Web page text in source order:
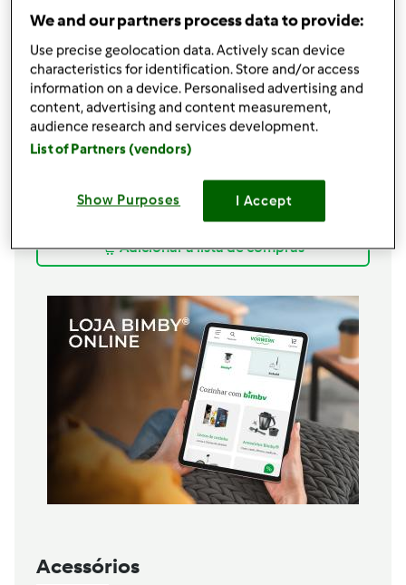
Ingredientes
Pão rápido
500gFarinha tipo 65 S\Fermento
300gágua
colher de chá rasa
Adicionar à lista de compras
Acessórios
We and our partners process data to provide:
Use precise geolocation data. Actively scan device
characteristics for identification. Store and/or access
information on a device. Personalised advertising and
content, advertising and content measurement,
audience research and services development.
List of Partners (vendors)
Show Purposes I Accept